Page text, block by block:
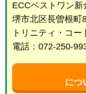
ECCベストワン新
堺市北区長曽根町
トリニティ・コ
電話：072-250-
につ